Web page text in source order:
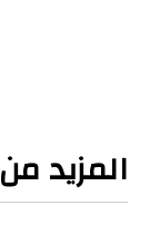
المزيد